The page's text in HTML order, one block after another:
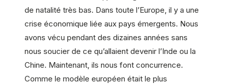
de natalité très bas. Dans toute l’Europe, il y a une
crise économique liée aux pays émergents. Nous
avons vécu pendant des dizaines années sans
nous soucier de ce qu’allaient devenir l’Inde ou la
Chine. Maintenant, ils nous font concurrence.
Comme le modèle européen était le plus